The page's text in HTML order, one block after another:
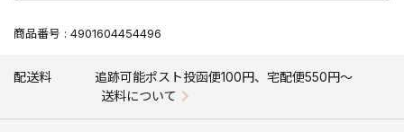
商品番号 4901604454496
配送料
追跡可能ポスト投函便100円、宅配便550円〜
送料について